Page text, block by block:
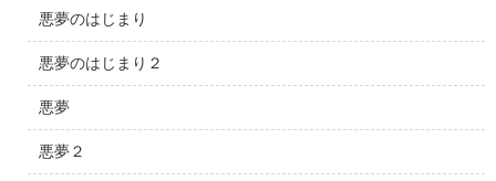
悪夢のはじまり
悪夢のはじまり２
悪夢
悪夢２